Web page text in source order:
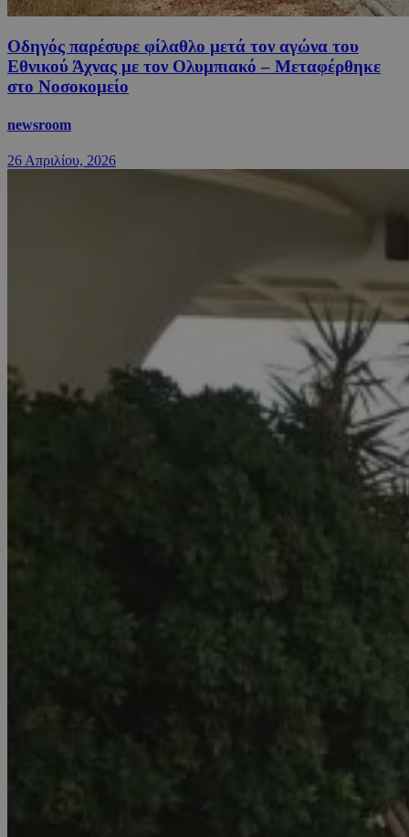
Οδηγός παρέσυρε φίλαθλο μετά τον αγώνα του
Εθνικού Άχνας με τον Ολυμπιακό – Μεταφέρθηκε
στο Νοσοκομείο
newsroom
26 Απριλίου, 2026